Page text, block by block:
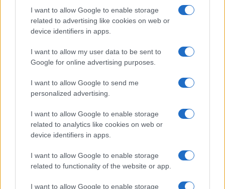
I want to allow Google to enable storage
related to advertising like cookies on web or
device identifiers in apps.
I want to allow my user data to be sent to
Google for online advertising purposes.
I want to allow Google to send me
personalized advertising.
I want to allow Google to enable storage
related to analytics like cookies on web or
device identifiers in apps.
I want to allow Google to enable storage
related to functionality of the website or app.
I want to allow Google to enable storage
Il nodo non è la cifra, palesemente sproporzionata
e con ogni probabilità irrealizzabile. Il nodo è il
principio. Per troppo tempo un certo giornalismo
ha esercitato la licenza di sputtanare chiunque
sulla base di nulla, sicuro dell’impunità:
dopo, in sordina, a gogna ormai consumata,
quando il bersaglio è già cenere. La diffida e la
grande testata, protetta dalla propria forza d’urto
e da una protervia che ha fatto scuola.